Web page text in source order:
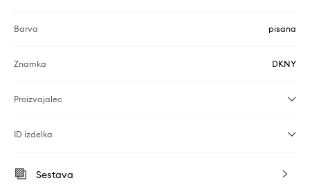
Barva pisana
Znamka DKNY
Proizvajalec
ID izdelka
Sestava